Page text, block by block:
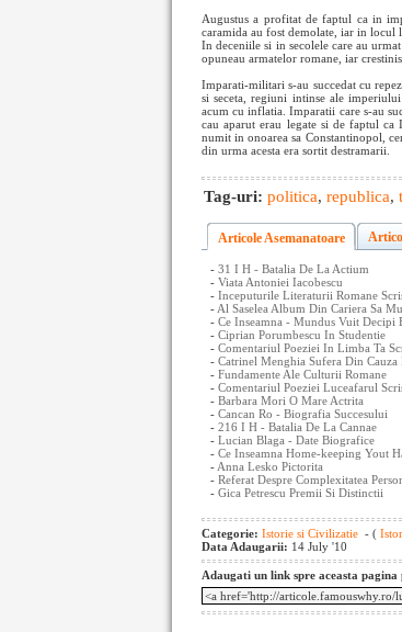
Augustus a profitat de faptul ca in
caramida au fost demolate, iar in locul
In deceniile si in secolele care au
opuneau armatelor romane, iar
Imparati-militari s-au succedat cu
si seceta, regiuni intinse ale
acum cu inflatia. Imparatii care s-au
cau aparut erau legate si de faptul
numit in onoarea sa Constantinopol,
din urma acesta era sortit destramarii.
Tag-uri: politica, republica,
Articole Asemanatoare
- 31 I H - Batalia De La Actium
- Viata Antoniei Iacobescu
- Inceputurile Literaturii Romane
- Al Saselea Album Din Cariera Sa
- Ce Inseamna - Mundus Vuit Decipi
- Ciprian Porumbescu In Studentie
- Comentariul Poeziei In Limba Ta
- Catrinel Menghia Sufera Din
- Fundamente Ale Culturii Romane
- Comentariul Poeziei Luceafarul
- Barbara Mori O Mare Actrita
- Cancan Ro - Biografia Succesului
- 216 I H - Batalia De La Cannae
- Lucian Blaga - Date Biografice
- Ce Inseamna Home-keeping Yout
- Anna Lesko Pictorita
- Referat Despre Complexitatea
- Gica Petrescu Premii Si Distinctii
Categorie: Istorie si Civilizatie - (
Data Adaugarii: 14 July '10
Adaugati un link spre aceasta